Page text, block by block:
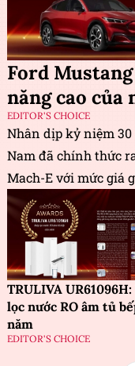
Ford
năng cao của
EDITOR'S CHOICE
Nhân dịp kỷ niệm
Nam đã chính thức
Mach-E với mức giá
TRULIVA
lọc nước RO âm tủ
năm
EDITOR'S CHOICE